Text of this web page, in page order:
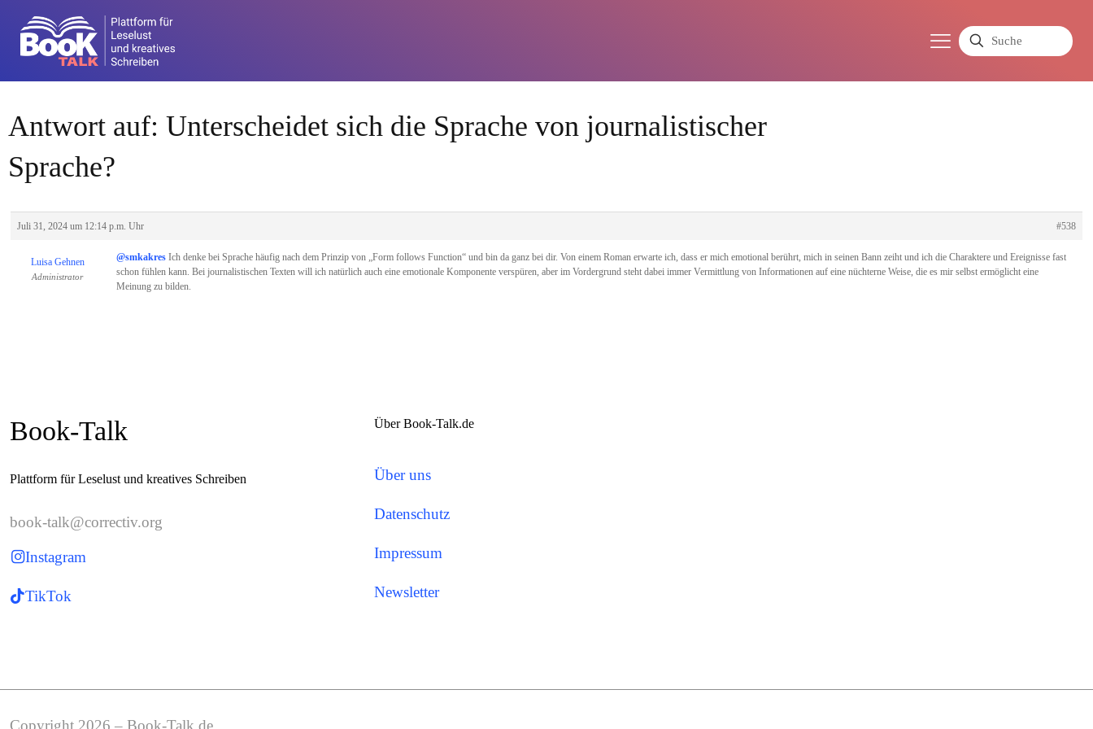
Antwort auf: Unterscheidet sich die Sprache von journalistischer
Sprache?
Juli 31, 2024 um 12:14 p.m. Uhr #538
Luisa Gehnen
Administrator
@smkakres Ich denke bei Sprache häufig nach dem Prinzip von „Form follows Function“ und bin da ganz bei dir. Von einem Roman erwarte ich, dass er mich emotional berührt, mich in seinen Bann zeiht und ich die Charaktere und Ereignisse fast
schon fühlen kann. Bei journalistischen Texten will ich natürlich auch eine emotionale Komponente verspüren, aber im Vordergrund steht dabei immer Vermittlung von Informationen auf eine nüchterne Weise, die es mir selbst ermöglicht eine
Meinung zu bilden.
Book-Talk
Plattform für Leselust und kreatives Schreiben
book-talk@correctiv.org
Instagram
TikTok
Über Book-Talk.de
Über uns
Datenschutz
Impressum
Newsletter
Copyright 2026 – Book-Talk.de